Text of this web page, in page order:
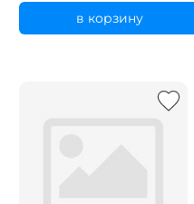
в корзину